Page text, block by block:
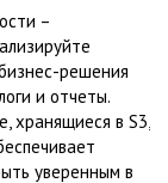
–
решения
и отчеты.
хранящиеся в S3,
уверенным в